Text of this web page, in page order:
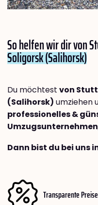
So helfen wir dir von
Soligorsk (Salihorsk)
Du möchtest von
(Salihorsk) umziehen
professionelles &
Umzugsunternehmen
Dann bist du bei
Transparente Preise